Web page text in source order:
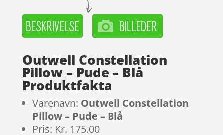
Outwell Constellation
Pillow – Pude – Blå
Produktfakta
Varenavn: Outwell Constellation
Pillow – Pude – Blå
Pris: Kr. 175.00